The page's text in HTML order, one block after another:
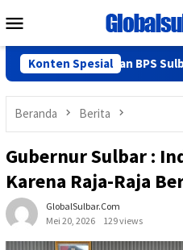
ke
Mobile
Konten Spesial
dan BPS Sulbar Turun
Beranda Berita
Gubernur Sulbar :
Karena Raja-Raja
GlobalSulbar.com
Mei 20, 2026
129 views